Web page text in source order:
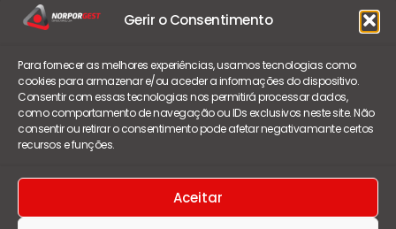
Gerir o Consentimento
Para fornecer as melhores experiências, usamos tecnologias como
cookies para armazenar e/ou aceder a informações do dispositivo.
Consentir com essas tecnologias nos permitirá processar dados,
como comportamento de navegação ou IDs exclusivos neste site. Não
consentir ou retirar o consentimento pode afetar negativamante certos
recursos e funções.
Aceitar
geral@norporgest.pt
+351 252 084 080
Chamada para a rede fixa nacional
Seg – Sex · 09h–13h · 14h–18h